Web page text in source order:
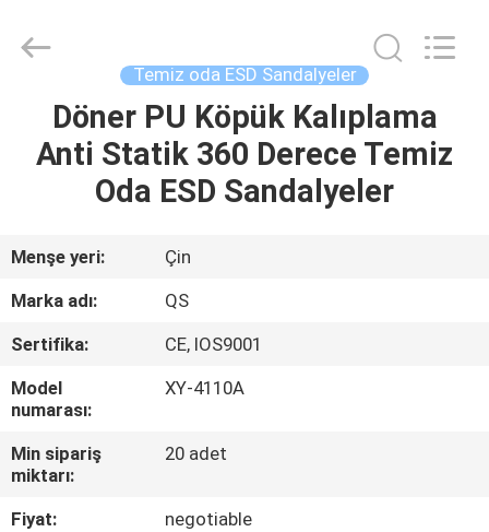
ANA
SAYFA
HAKKIMIZDA
FABRIKA
TURU
KALITE
KONTROL
Technology
Co.,Ltd.
Temiz oda ESD Sandalyeler
Döner PU Köpük Kalıplama
Anti Statik 360 Derece Temiz
Oda ESD Sandalyeler
Menşe yeri:
Çin
Marka adı:
QS
Sertifika:
CE, IOS9001
Model
numarası:
XY-4110A
Min sipariş
miktarı:
20 adet
Fiyat:
negotiable